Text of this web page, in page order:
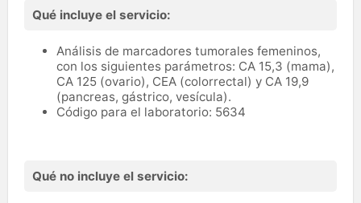
Qué incluye el servicio:
Análisis de marcadores tumorales femeninos,
con los siguientes parámetros: CA 15,3 (mama),
CA 125 (ovario), CEA (colorrectal) y CA 19,9
(pancreas, gástrico, vesícula).
Código para el laboratorio: 5634
Qué no incluye el servicio: